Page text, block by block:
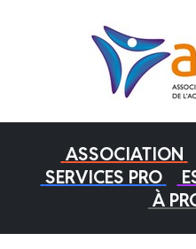
ASSOCIATION
SERVICES PRO
À